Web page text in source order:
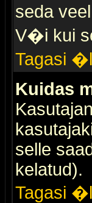
seda
V�i kui
Tagasi
Kuidas
selle
kelatud).
Tagasi